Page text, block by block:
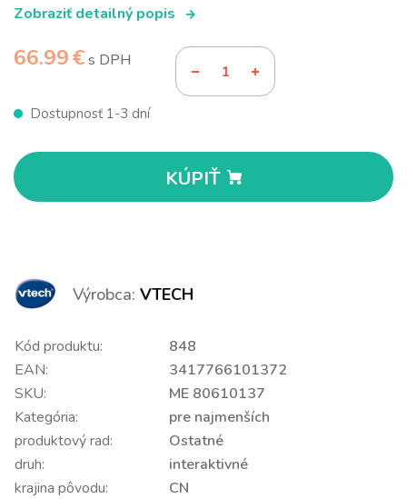
Zobraziť detailný popis
66.99 €s DPH
Dostupnosť 1-3 dní
KÚPIŤ
Výrobca: VTECH
Kód produktu:
848
EAN:
3417766101372
SKU:
ME 80610137
Kategória:
pre najmenších
produktový rad:
Ostatné
druh:
interaktivné
krajina pôvodu:
CN